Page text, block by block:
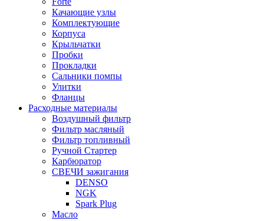
Качающие узлы
Комплектующие
Корпуса
Крыльчатки
Пробки
Прокладки
Сальники помпы
Улитки
Фланцы
Расходные материалы
Воздушный фильтр
Фильтр масляный
Фильтр топливный
Ручной Стартер
Карбюратор
СВЕЧИ зажигания
DENSO
NGK
Spark Plug
Масло